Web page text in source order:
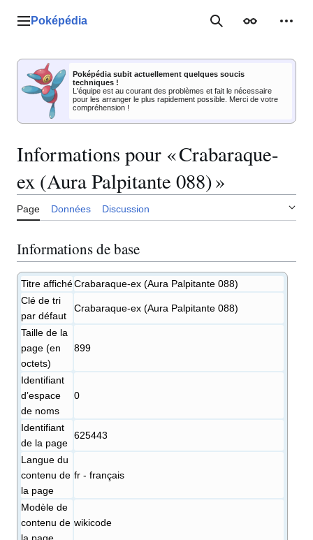
Menu principal
Poképédia RechercherApparence
Poképédia subit actuellement quelques soucis
techniques !
L'équipe est au courant des problèmes et fait le nécessaire
pour les arranger le plus rapidement possible. Merci de votre
compréhension !
Informations pour « Crabaraque-
ex (Aura Palpitante 088) »
Page Données Discussion
Informations de base
Titre affichéCrabaraque-ex (Aura Palpitante 088)
Clé de tri
par défaut
Crabaraque-ex (Aura Palpitante 088)
Taille de la
page (en
octets)
899
Identifiant
dʼespace
de noms
0
Identifiant
de la page
625443
Langue du
contenu de
la page
fr - français
Modèle de
contenu de wikicode